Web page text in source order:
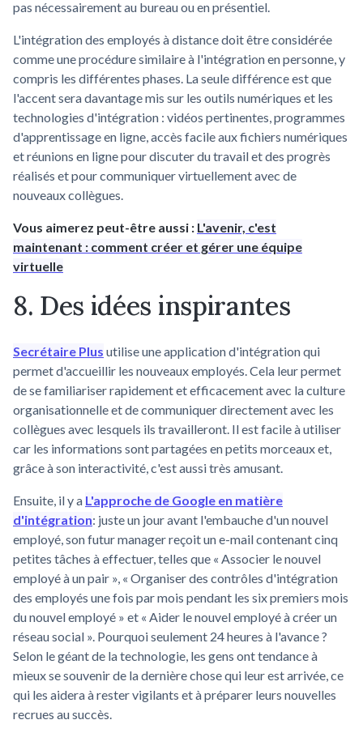
pas nécessairement au bureau ou en présentiel.
L'intégration des employés à distance doit être considérée
comme une procédure similaire à l'intégration en personne, y
compris les différentes phases. La seule différence est que
l'accent sera davantage mis sur les outils numériques et les
technologies d'intégration : vidéos pertinentes, programmes
d'apprentissage en ligne, accès facile aux fichiers numériques
et réunions en ligne pour discuter du travail et des progrès
réalisés et pour communiquer virtuellement avec de
nouveaux collègues.
Vous aimerez peut-être aussi : L'avenir, c'est
maintenant : comment créer et gérer une équipe
virtuelle
8. Des idées inspirantes
Secrétaire Plus utilise une application d'intégration qui
permet d'accueillir les nouveaux employés. Cela leur permet
de se familiariser rapidement et efficacement avec la culture
organisationnelle et de communiquer directement avec les
collègues avec lesquels ils travailleront. Il est facile à utiliser
car les informations sont partagées en petits morceaux et,
grâce à son interactivité, c'est aussi très amusant.
Ensuite, il y a L'approche de Google en matière
d'intégration: juste un jour avant l'embauche d'un nouvel
employé, son futur manager reçoit un e-mail contenant cinq
petites tâches à effectuer, telles que « Associer le nouvel
employé à un pair », « Organiser des contrôles d'intégration
des employés une fois par mois pendant les six premiers mois
du nouvel employé » et « Aider le nouvel employé à créer un
réseau social ». Pourquoi seulement 24 heures à l'avance ?
Selon le géant de la technologie, les gens ont tendance à
mieux se souvenir de la dernière chose qui leur est arrivée, ce
qui les aidera à rester vigilants et à préparer leurs nouvelles
recrues au succès.